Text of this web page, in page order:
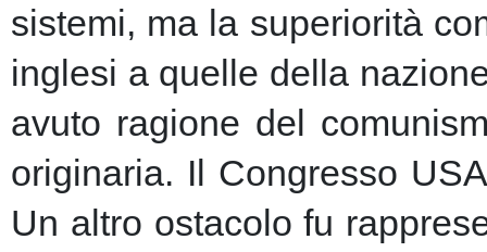
sistemi, ma la superiorità
inglesi a quelle della
avuto ragione del
originaria. Il Congresso
Un altro ostacolo fu